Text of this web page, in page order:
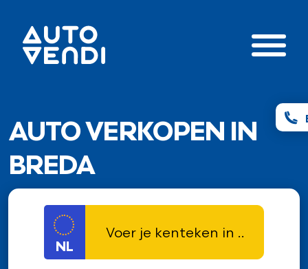
AUTO VERKOPEN IN
BREDA
NL